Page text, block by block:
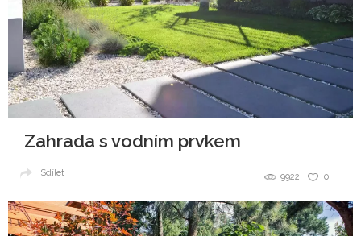
Zahrada s vodním prvkem
0
9922
Sdílet